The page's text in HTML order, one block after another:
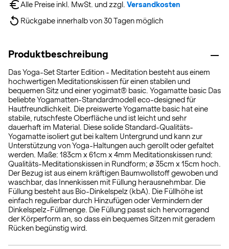
Alle Preise inkl. MwSt. und zzgl. Versandkosten
Rückgabe innerhalb von 30 Tagen möglich
Produktbeschreibung
Das Yoga-Set Starter Edition - Meditation besteht aus einem
hochwertigen Meditationskissen für einen stabilen und
bequemen Sitz und einer yogimat® basic. Yogamatte basic Das
beliebte Yogamatten-Standardmodell eco-designed für
Hautfreundlichkeit. Die preiswerte Yogamatte basic hat eine
stabile, rutschfeste Oberfläche und ist leicht und sehr
dauerhaft im Material. Diese solide Standard-Qualitäts-
Yogamatte isoliert gut bei kaltem Untergrund und kann zur
Unterstützung von Yoga-Haltungen auch gerollt oder gefaltet
werden. Maße: 183cm x 61cm x 4mm Meditationskissen rund:
Qualitäts-Meditationskissen in Rundform; ø 35cm x 15cm hoch.
Der Bezug ist aus einem kräftigen Baumwollstoff gewoben und
waschbar, das Innenkissen mit Füllung herausnehmbar. Die
Füllung besteht aus Bio-Dinkelspelz (kbA). Die Füllhöhe ist
einfach regulierbar durch Hinzufügen oder Vermindern der
Dinkelspelz-Füllmenge. Die Füllung passt sich hervorragend
der Körperform an, so dass ein bequemes Sitzen mit geradem
Rücken begünstig wird.